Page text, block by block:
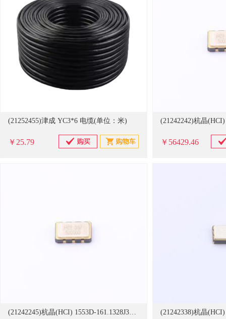
(21252455)津成 YC3*6 电缆(单位：米)
￥25.79 ￥56429.46
(21242245)杭晶(HCI) 1553D-161.1328J33DTX 5032,161.1328MHz,LVDS,3.3V,±30ppm,-40-85 1000个/卷 振荡器(单位：卷)